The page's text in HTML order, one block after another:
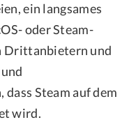
ein langsames
oder Steam-
Drittanbietern und
Steam auf dem
wird.